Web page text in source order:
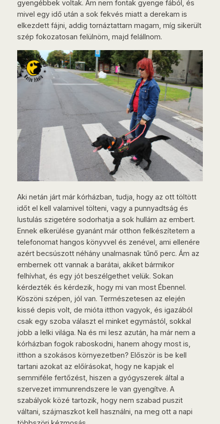
gyengébbek voltak. Ám nem fontak gyenge fából, és
mivel egy idő után a sok fekvés miatt a derekam is
elkezdett fájni, addig tornáztattam magam, míg sikerült
szép fokozatosan felülnöm, majd felállnom.
Aki netán járt már kórházban, tudja, hogy az ott töltött
időt el kell valamivel tölteni, vagy a punnyadtság és
lustulás szigetére sodorhatja a sok hullám az embert.
Ennek elkerülése gyanánt már otthon felkészítetem a
telefonomat hangos könyvvel és zenével, ami ellenére
azért becsúszott néhány unalmasnak tűnő perc. Ám az
embernek ott vannak a barátai, akiket bármikor
felhívhat, és egy jót beszélgethet velük. Sokan
kérdezték és kérdezik, hogy mi van most Ébennel.
Köszöni szépen, jól van. Természetesen az elején
kissé depis volt, de mióta itthon vagyok, és igazából
csak egy szoba választ el minket egymástól, sokkal
jobb a lelki világa. Na és mi lesz azután, ha már nem a
kórházban fogok raboskodni, hanem ahogy most is,
itthon a szokásos környezetben? Először is be kell
tartani azokat az előírásokat, hogy ne kapjak el
semmiféle fertőzést, hiszen a gyógyszerek által a
szervezet immunrendszere le van gyengítve. A
szabályok közé tartozik, hogy nem szabad puszit
váltani, szájmaszkot kell használni, na meg ott a napi